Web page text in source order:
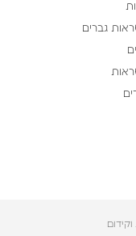
גברים